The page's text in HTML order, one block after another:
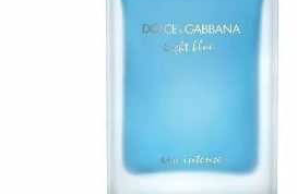
عطر کی با دولچه اند گابانا ادو
پرفیوم مردانه
38,783,757 تومان